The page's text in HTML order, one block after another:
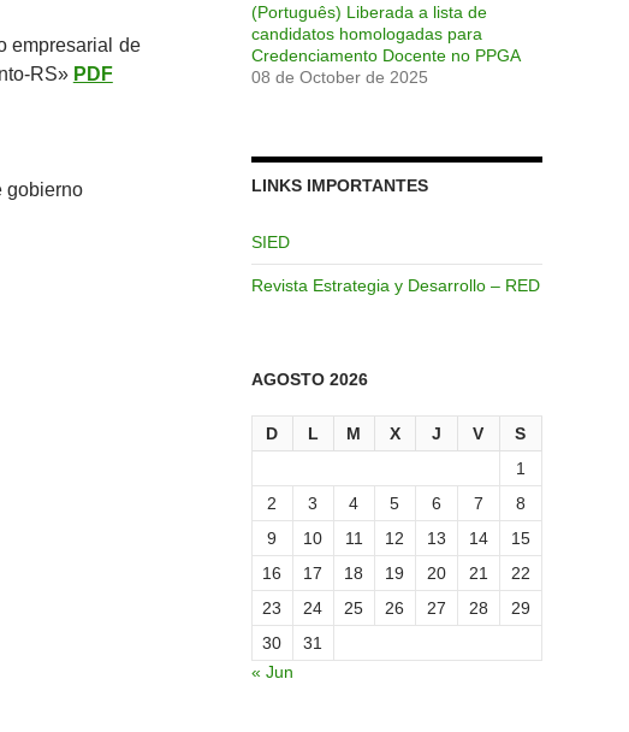
empresarial de
RS» PDF
gobierno
(Português) Liberada a lista de
candidatos homologadas para
Credenciamento Docente no PPGA
08 de October de 2025
LINKS IMPORTANTES
SIED
Revista Estrategia y Desarrollo – RED
AGOSTO 2026
D L M X J V
S
1
2
3 4 5 6 7
8
9
10 11 12 13 14
15
16
17 18 19 20 21
22
23
24 25 26 27 28
29
30
31
« Jun